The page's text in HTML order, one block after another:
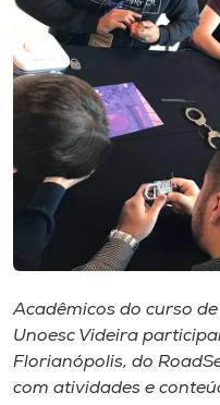
Editora
Rádio
Museu
Unoesc
Store
Selecione
o idioma
Acadêmicos do curso de
Unoesc Videira
Florianópolis, do
com atividades e